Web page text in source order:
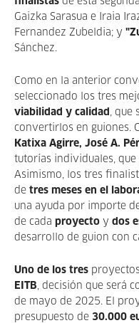
Gaizka Sarasua e Iraia
Fernandez Zubeldia; y
Sánchez.
Como en la anterior
seleccionado los tres
viabilidad y calidad , que
convertirlos en guiones.
Katixa Agirre, José A.
tutorías individuales,
Asimismo, los tres
de tres meses en el
una ayuda por importe
de cada proyecto y dos
desarrollo de guion con
Uno de los tres
EITB, decisión que será
de mayo de 2025. El
presupuesto de 30.000